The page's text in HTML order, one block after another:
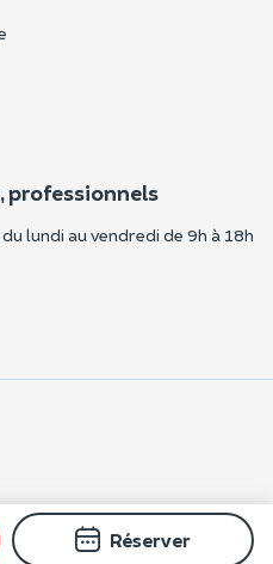
Réserver
professionnels
lundi au vendredi de 9h à 18h